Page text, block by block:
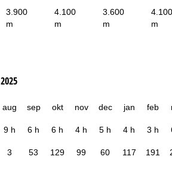
3.900
m
4.100
m
3.600
m
4.100
m
2025
aug sep okt nov dec jan feb
9 h 6 h 6 h 4 h 5 h 4 h 3 h
3 53 129 99 60 117 191